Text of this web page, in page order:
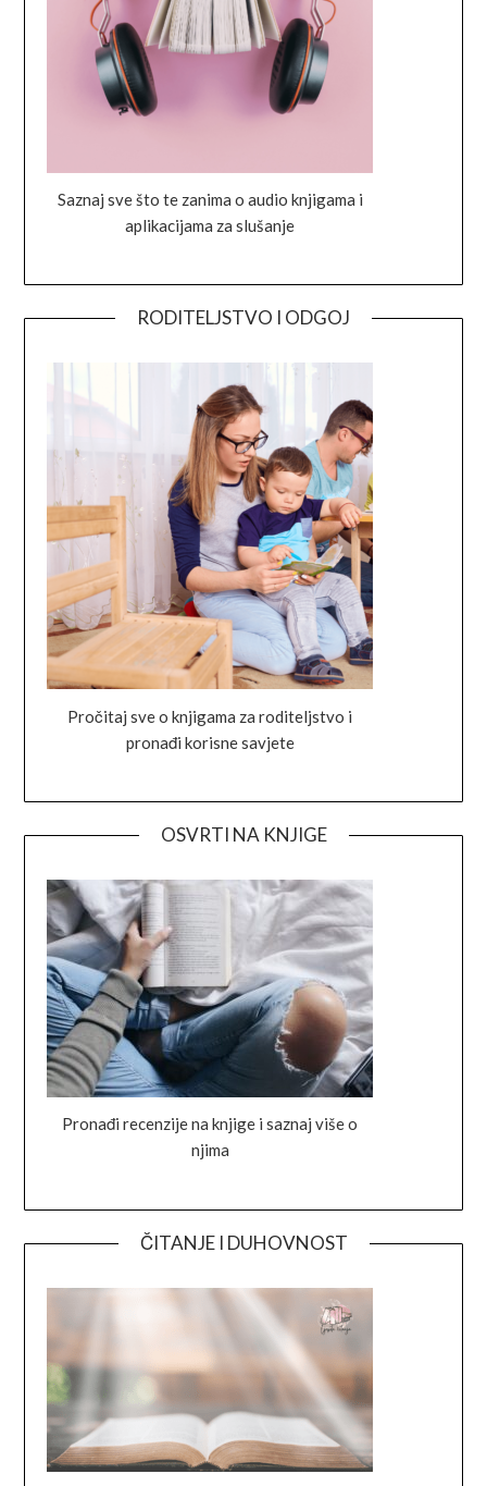
Saznaj sve što te zanima o audio knjigama i
aplikacijama za slušanje
RODITELJSTVO I ODGOJ
Pročitaj sve o knjigama za roditeljstvo i
pronađi korisne savjete
OSVRTI NA KNJIGE
Pronađi recenzije na knjige i saznaj više o
njima
ČITANJE I DUHOVNOST